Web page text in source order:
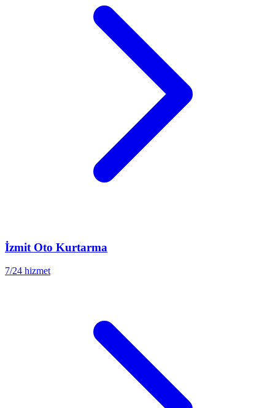
İzmit Oto Kurtarma
7/24 hizmet